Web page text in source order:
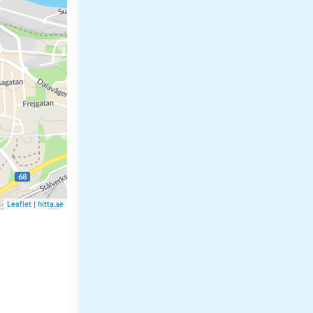
Leaflet | hitta.se